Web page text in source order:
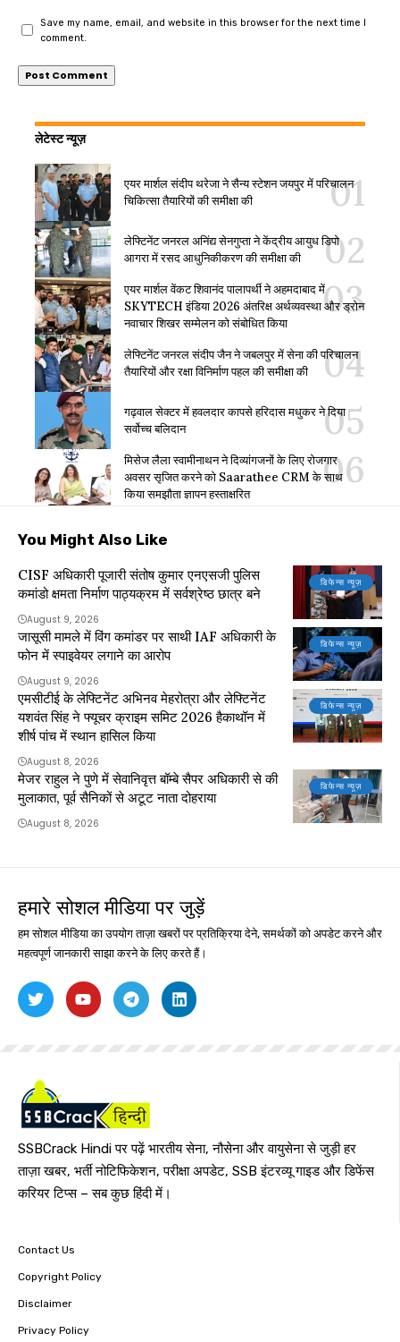
Save my name, email, and website in this browser for the next time I
comment.
लेटेस्ट न्यूज़
एयर मार्शल संदीप थरेजा ने सैन्य स्टेशन जयपुर में परिचालन
चिकित्सा तैयारियों की समीक्षा की
लेफ्टिनेंट जनरल अनिंद्य सेनगुप्ता ने केंद्रीय आयुध डिपो
आगरा में रसद आधुनिकीकरण की समीक्षा की
एयर मार्शल वेंकट शिवानंद पालापर्थी ने अहमदाबाद में
SKYTECH इंडिया 2026 अंतरिक्ष अर्थव्यवस्था और ड्रोन
नवाचार शिखर सम्मेलन को संबोधित किया
लेफ्टिनेंट जनरल संदीप जैन ने जबलपुर में सेना की परिचालन
तैयारियों और रक्षा विनिर्माण पहल की समीक्षा की
गढ़वाल सेक्टर में हवलदार कापसे हरिदास मधुकर ने दिया
सर्वोच्च बलिदान
मिसेज लैला स्वामीनाथन ने दिव्यांगजनों के लिए रोजगार
अवसर सृजित करने को Saarathee CRM के साथ
किया समझौता ज्ञापन हस्ताक्षरित
You Might Also Like
डिफेन्स न्यूज़
CISF अधिकारी पूजारी संतोष कुमार एनएसजी पुलिस
कमांडो क्षमता निर्माण पाठ्यक्रम में सर्वश्रेष्ठ छात्र बने
August 9, 2026
डिफेन्स न्यूज़
जासूसी मामले में विंग कमांडर पर साथी IAF अधिकारी के
फोन में स्पाइवेयर लगाने का आरोप
August 9, 2026
डिफेन्स न्यूज़
एमसीटीई के लेफ्टिनेंट अभिनव मेहरोत्रा और लेफ्टिनेंट
यशवंत सिंह ने फ्यूचर क्राइम समिट 2026 हैकाथॉन में
शीर्ष पांच में स्थान हासिल किया
August 8, 2026
डिफेन्स न्यूज़
मेजर राहुल ने पुणे में सेवानिवृत्त बॉम्बे सैपर अधिकारी से की
मुलाकात, पूर्व सैनिकों से अटूट नाता दोहराया
August 8, 2026
हमारे सोशल मीडिया पर जुड़ें
हम सोशल मीडिया का उपयोग ताज़ा खबरों पर प्रतिक्रिया देने, समर्थकों को अपडेट करने और
महत्वपूर्ण जानकारी साझा करने के लिए करते हैं।
SSBCrack Hindi पर पढ़ें भारतीय सेना, नौसेना और वायुसेना से जुड़ी हर
ताज़ा खबर, भर्ती नोटिफिकेशन, परीक्षा अपडेट, SSB इंटरव्यू गाइड और डिफेंस
करियर टिप्स – सब कुछ हिंदी में।
Contact Us
Copyright Policy
Disclaimer
Privacy Policy